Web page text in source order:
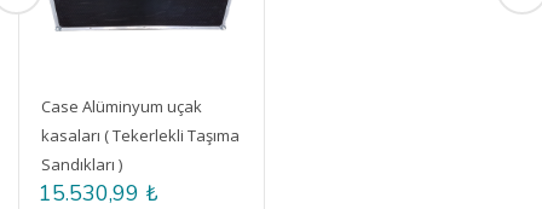
Case Alüminyum uçak
kasaları ( Tekerlekli Taşıma
Sandıkları )
15.530,99 ₺